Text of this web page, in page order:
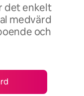
det enkelt
medvärd
och